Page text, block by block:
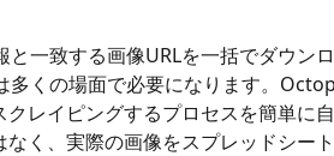
と一致する画像URLを一括でダウン
多くの場面で必要になります。
クレイピングするプロセスを簡単に
なく、実際の画像をスプレッドシー